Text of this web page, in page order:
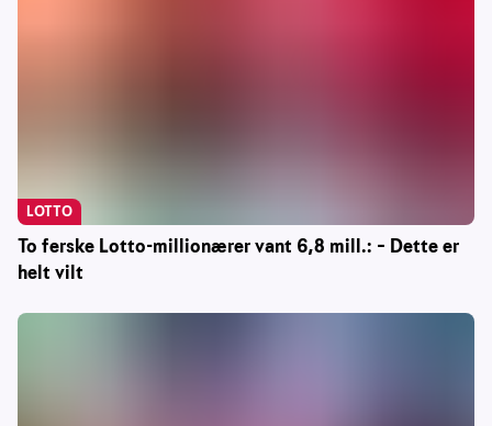
To ferske Lotto-millionærer vant 6,8 mill.: – Dette er
helt vilt
LOTTO